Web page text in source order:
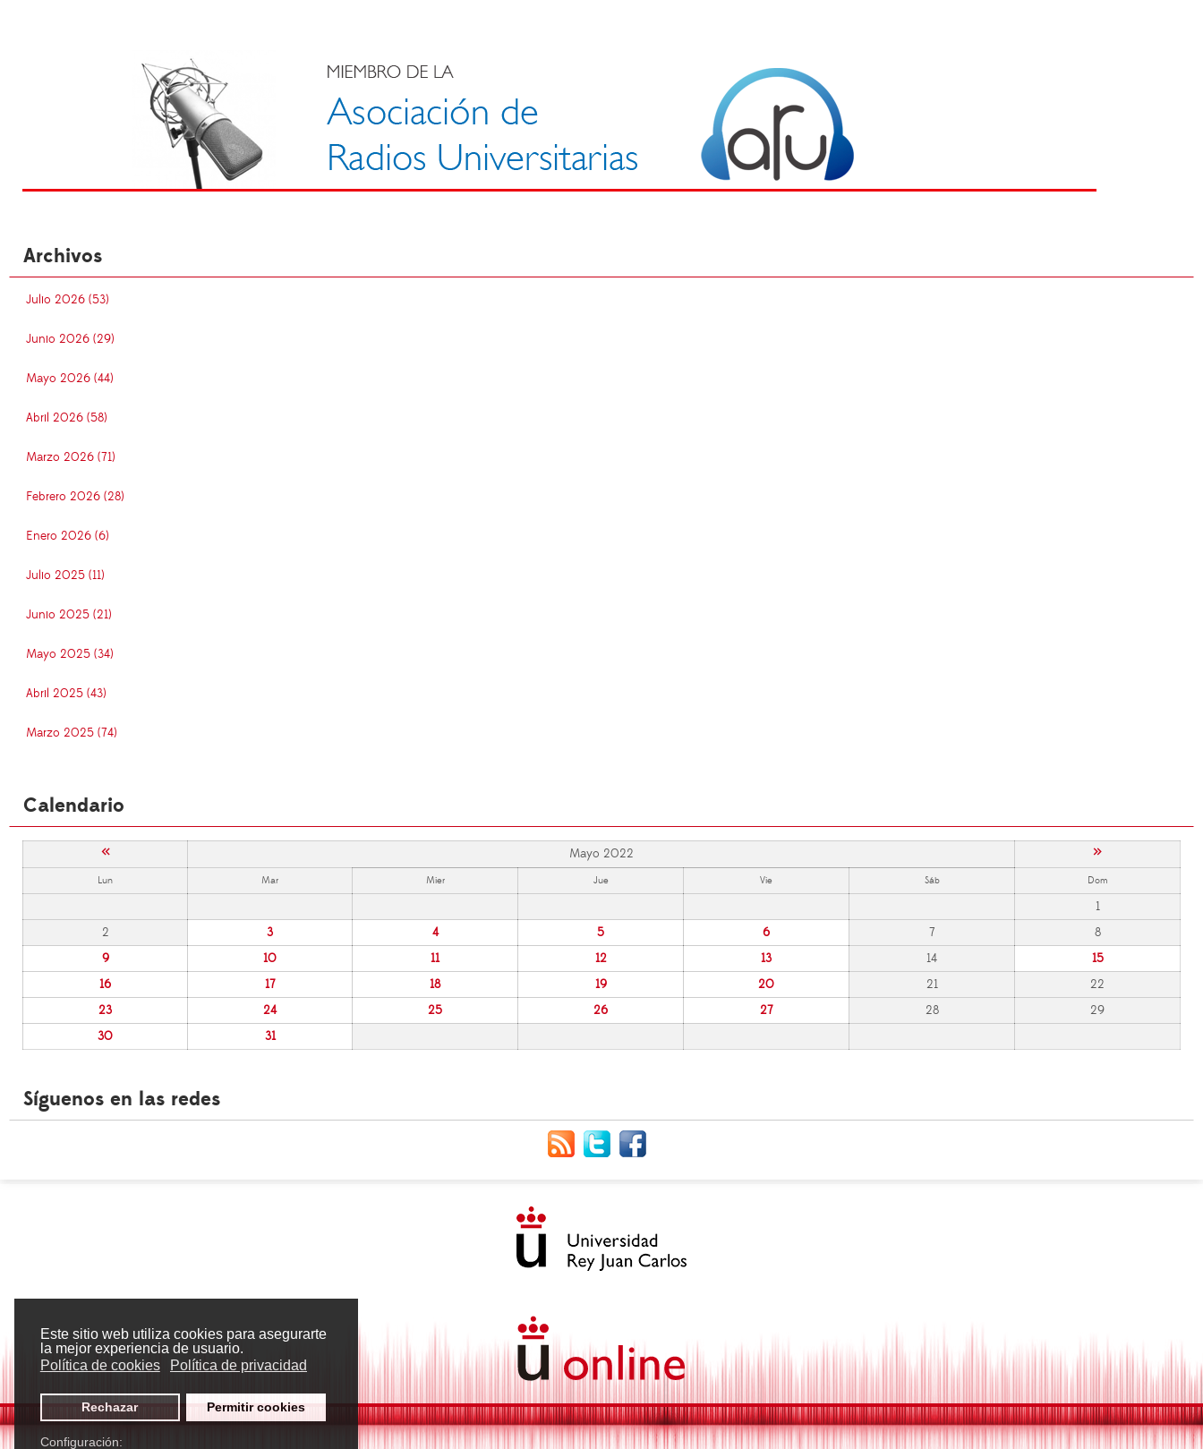
Este sitio web utiliza cookies para asegurarte
la mejor experiencia de usuario.
Política de cookies
Política de privacidad
Rechazar Permitir cookies
Configuración:
Archivos
Julio 2026 (53)
Junio 2026 (29)
Mayo 2026 (44)
Abril 2026 (58)
Marzo 2026 (71)
Febrero 2026 (28)
Enero 2026 (6)
Julio 2025 (11)
Junio 2025 (21)
Mayo 2025 (34)
Abril 2025 (43)
Marzo 2025 (74)
Calendario
« Mayo 2022 »
Lun Mar Mier Jue Vie Sáb Dom
1
2
3 4 5 6 7
8
9
10 11 12 13 14
15
16
17 18 19 20 21
22
23
24 25 26 27 28
29
30
31
Síguenos en las redes